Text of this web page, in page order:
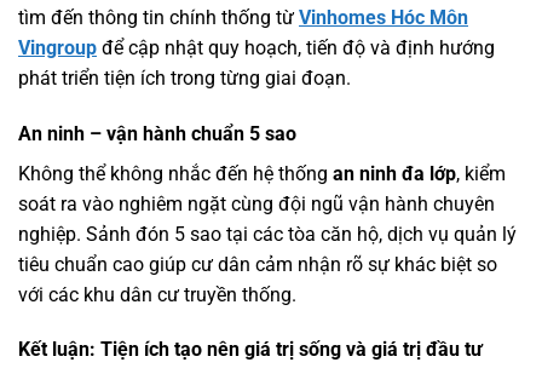
tìm đến thông tin chính thống từ Vinhomes Hóc Môn
Vingroup để cập nhật quy hoạch, tiến độ và định hướng
phát triển tiện ích trong từng giai đoạn.
An ninh – vận hành chuẩn 5 sao
Không thể không nhắc đến hệ thống an ninh đa lớp, kiểm
soát ra vào nghiêm ngặt cùng đội ngũ vận hành chuyên
nghiệp. Sảnh đón 5 sao tại các tòa căn hộ, dịch vụ quản lý
tiêu chuẩn cao giúp cư dân cảm nhận rõ sự khác biệt so
với các khu dân cư truyền thống.
Kết luận: Tiện ích tạo nên giá trị sống và giá trị đầu tư